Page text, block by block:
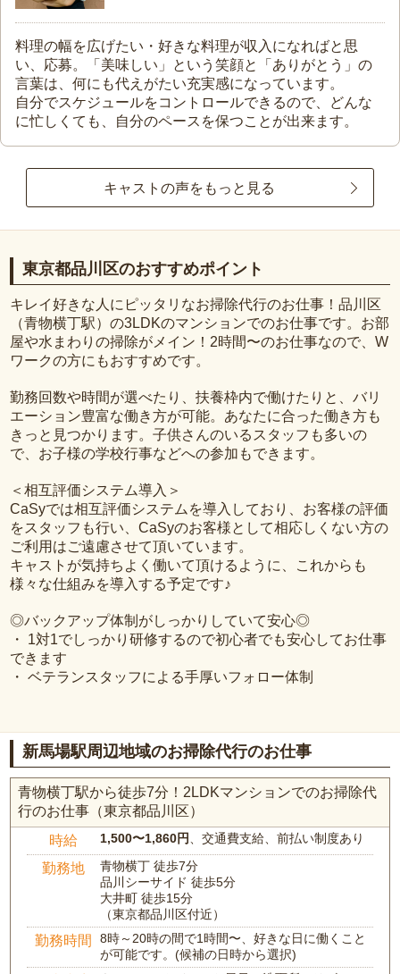
料理の幅を広げたい・好きな料理が収入になればと思
い、応募。「美味しい」という笑顔と「ありがとう」の
言葉は、何にも代えがたい充実感になっています。
自分でスケジュールをコントロールできるので、どんな
に忙しくても、自分のペースを保つことが出来ます。
キャストの声をもっと見る
東京都品川区のおすすめポイント
キレイ好きな人にピッタリなお掃除代行のお仕事！品川区
（青物横丁駅）の3LDKのマンションでのお仕事です。お部
屋や水まわりの掃除がメイン！2時間〜のお仕事なので、W
ワークの方にもおすすめです。
勤務回数や時間が選べたり、扶養枠内で働けたりと、バリ
エーション豊富な働き方が可能。あなたに合った働き方も
きっと見つかります。子供さんのいるスタッフも多いの
で、お子様の学校行事などへの参加もできます。
＜相互評価システム導入＞
CaSyでは相互評価システムを導入しており、お客様の評価
をスタッフも行い、CaSyのお客様として相応しくない方の
ご利用はご遠慮させて頂いています。
キャストが気持ちよく働いて頂けるように、これからも
様々な仕組みを導入する予定です♪
◎バックアップ体制がしっかりしていて安心◎
・ 1対1でしっかり研修するので初心者でも安心してお仕事
できます
・ ベテランスタッフによる手厚いフォロー体制
新馬場駅周辺地域のお掃除代行のお仕事
青物横丁駅から徒歩7分！2LDKマンションでのお掃除代
行のお仕事（東京都品川区）
時給 1,500〜1,860円、交通費支給、前払い制度あり
勤務地
青物横丁 徒歩7分
品川シーサイド 徒歩5分
大井町 徒歩15分
（東京都品川区付近）
勤務時間
8時～20時の間で1時間〜、好きな日に働くこと
が可能です。(候補の日時から選択)